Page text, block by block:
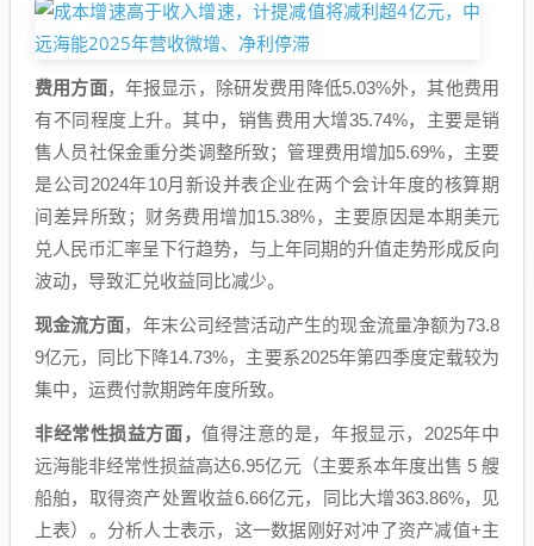
费用方面，年报显示，除研发费用降低5.03%外，其他费用
有不同程度上升。其中，销售费用大增35.74%，主要是销
售人员社保金重分类调整所致；管理费用增加5.69%，主要
是公司2024年10月新设并表企业在两个会计年度的核算期
间差异所致；财务费用增加15.38%，主要原因是本期美元
兑人民币汇率呈下行趋势，与上年同期的升值走势形成反向
波动，导致汇兑收益同比减少。
现金流方面，年末公司经营活动产生的现金流量净额为73.8
9亿元，同比下降14.73%，主要系2025年第四季度定载较为
集中，运费付款期跨年度所致。
非经常性损益方面，值得注意的是，年报显示，2025年中
远海能非经常性损益高达6.95亿元（主要系本年度出售 5 艘
船舶，取得资产处置收益6.66亿元，同比大增363.86%，见
上表）。分析人士表示，这一数据刚好对冲了资产减值+主